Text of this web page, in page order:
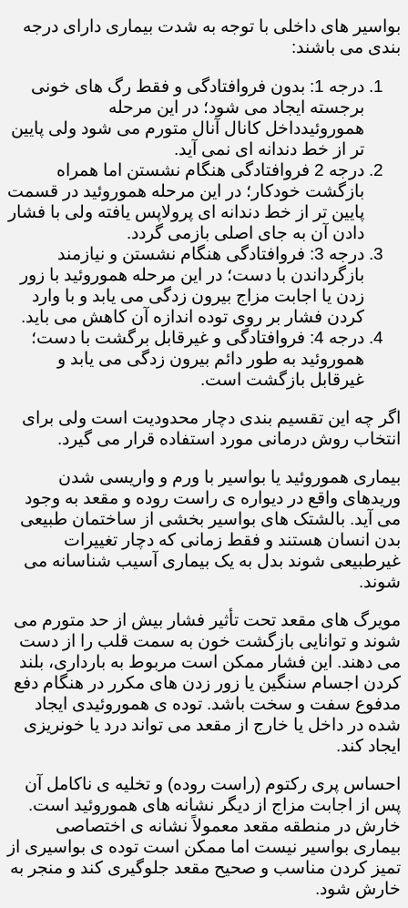
بواسیر های داخلی با توجه به شدت بیماری دارای درجه
بندی می باشند:
درجه 1: بدون فروافتادگی و فقط رگ های خونی
برجسته ایجاد می شود؛ در این مرحله
هموروئیدداخل کانال آنال متورم می شود ولی پایین
تر از خط دندانه ای نمی آید.
درجه 2 فروافتادگی هنگام نشستن اما همراه
بازگشت خودکار؛ در این مرحله هموروئید در قسمت
پایین تر از خط دندانه ای پرولاپس یافته ولی با فشار
دادن آن به جای اصلی بازمی گردد.
درجه 3: فروافتادگی هنگام نشستن و نیازمند
بازگرداندن با دست؛ در این مرحله هموروئید با زور
زدن یا اجابت مزاج بیرون زدگی می یابد و با وارد
کردن فشار بر روی توده اندازه آن کاهش می باید.
درجه 4: فروافتادگی و غیرقابل برگشت با دست؛
هموروئید به طور دائم بیرون زدگی می یابد و
غیرقابل بازگشت است.
اگر چه این تقسیم بندی دچار محدودیت است ولی برای
انتخاب روش درمانی مورد استفاده قرار می گیرد.
بیماری هموروئید یا بواسیر با ورم و واریسی شدن
وریدهای واقع در دیواره ی راست روده و مقعد به وجود
می آید. بالشتک های بواسیر بخشی از ساختمان طبیعی
بدن انسان هستند و فقط زمانی که دچار تغییرات
غیرطبیعی شوند بدل به یک بیماری آسیب شناسانه می
شوند.
مویرگ های مقعد تحت تأثیر فشار بیش از حد متورم می
شوند و توانایی بازگشت خون به سمت قلب را از دست
می دهند. این فشار ممکن است مربوط به بارداری، بلند
کردن اجسام سنگین یا زور زدن های مکرر در هنگام دفع
مدفوع سفت و سخت باشد. توده ی هموروئیدی ایجاد
شده در داخل یا خارج از مقعد می تواند درد یا خونریزی
ایجاد کند.
احساس پری رکتوم (راست روده) و تخلیه ی ناکامل آن
پس از اجابت مزاج از دیگر نشانه های هموروئید است.
خارش در منطقه مقعد معمولاً نشانه ی اختصاصی
بیماری بواسیر نیست اما ممکن است توده ی بواسیری از
تمیز کردن مناسب و صحیح مقعد جلوگیری کند و منجر به
خارش شود.